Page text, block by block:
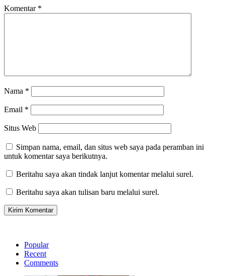
Komentar *
Nama *
Email *
Situs Web
Simpan nama, email, dan situs web saya pada peramban ini
untuk komentar saya berikutnya.
Beritahu saya akan tindak lanjut komentar melalui surel.
Beritahu saya akan tulisan baru melalui surel.
Popular
Recent
Comments